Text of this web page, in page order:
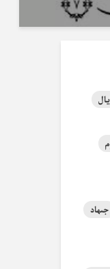
جىھاد